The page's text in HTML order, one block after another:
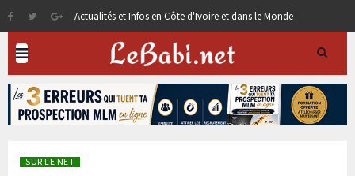
Actualités et Infos en Côte d'Ivoire et dans le Monde
SUR LE NET